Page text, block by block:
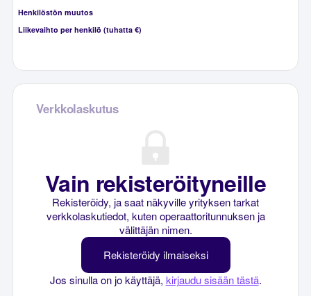
Henkilöstön muutos
Liikevaihto per henkilö (tuhatta €)
Verkkolaskutus
Vain rekisteröityneille
Rekisteröidy, ja saat näkyville yrityksen tarkat
verkkolaskutiedot, kuten operaattoritunnuksen ja
välittäjän nimen.
Rekisteröidy ilmaiseksi
Jos sinulla on jo käyttäjä, kirjaudu sisään tästä.